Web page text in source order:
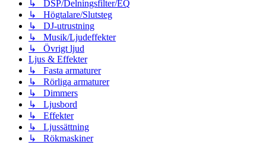
↳ DSP/Delningsfilter/EQ
↳ Högtalare/Slutsteg
↳ DJ-utrustning
↳ Musik/Ljudeffekter
↳ Övrigt ljud
Ljus & Effekter
↳ Fasta armaturer
↳ Rörliga armaturer
↳ Dimmers
↳ Ljusbord
↳ Effekter
↳ Ljussättning
↳ Rökmaskiner